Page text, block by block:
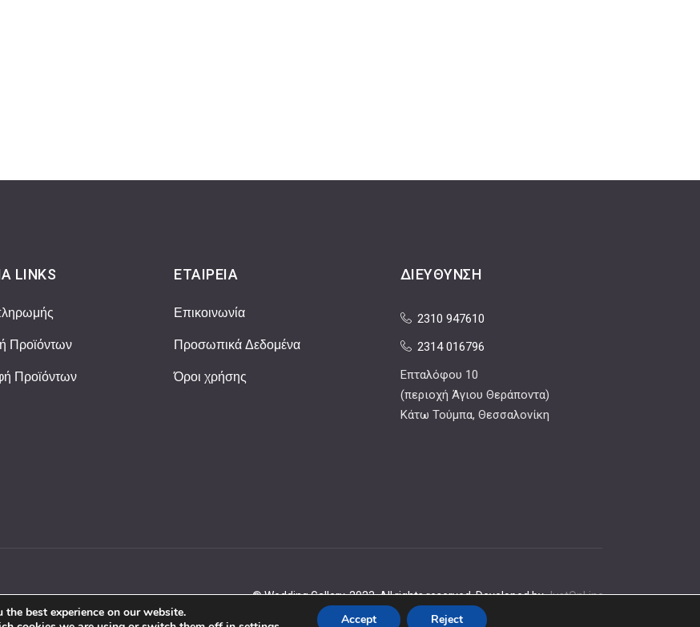
LINKS
Προϊόντων
Προϊόντων
ΕΤΑΙΡΕΊΑ
Επικοινωνία
Προσωπικά Δεδομένα
Όροι χρήσης
ΔΙΕΎΘΥΝΣΗ
2310 947610
2314 016796
Επταλόφου 10
(περιοχή Άγιου Θεράποντα)
Κάτω Τούμπα, Θεσσαλονίκη
© Wedding Gallery, 2023. All rights reserved. Developed byJustOnLine
best experience on our website.
Accept Reject